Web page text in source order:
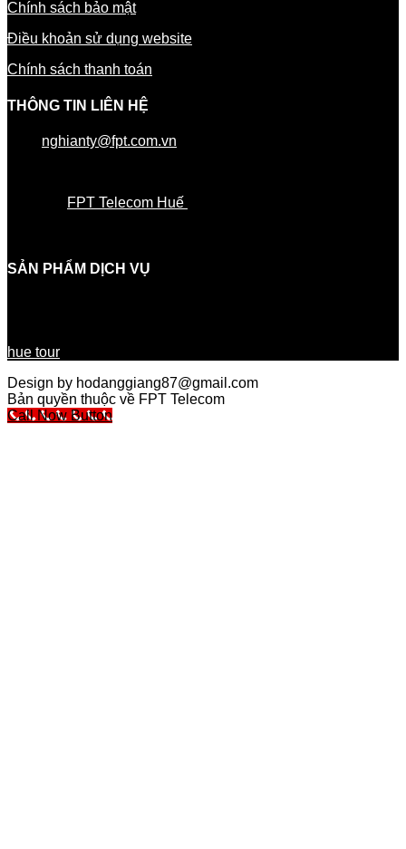
Chính sách bảo mật
Điều khoản sử dụng website
Chính sách thanh toán
THÔNG TIN LIÊN HỆ
nghianty@fpt.com.vn
FPT Telecom Huế
SẢN PHẨM DỊCH VỤ
hue tour
Design by hodanggiang87@gmail.com
Bản quyền thuộc về FPT Telecom
Call Now Button